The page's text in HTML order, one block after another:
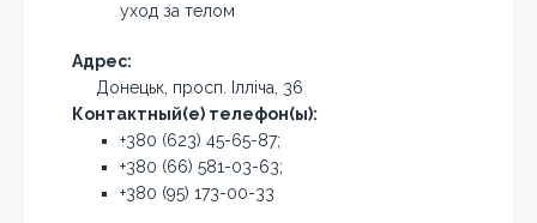
уход за телом
Адрес:
Донецьк, просп. Ілліча, 36
Контактный(е) телефон(ы):
+380 (623) 45-65-87;
+380 (66) 581-03-63;
+380 (95) 173-00-33